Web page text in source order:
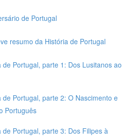
de Portugal
resumo da História de Portugal
de Portugal, parte 1: Dos Lusitanos ao
de Portugal, parte 2: O Nascimento e
Português
de Portugal, parte 3: Dos Filipes à